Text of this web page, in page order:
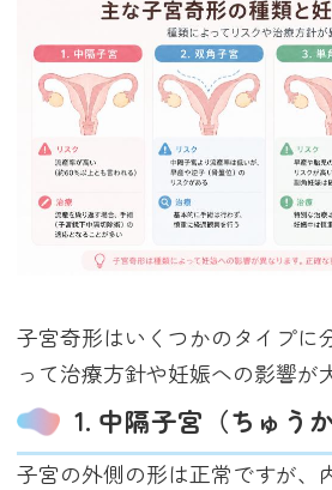
子宮奇形はいくつかのタイプに
って治療方針や妊娠への影響が
1. 中隔子宮（ちゅう
子宮の外側の形は正常ですが、